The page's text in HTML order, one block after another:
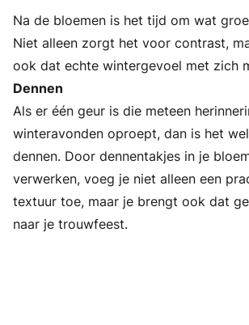
Na de bloemen is het tijd om wat
Niet alleen zorgt het voor contrast,
ook dat echte wintergevoel met zich
Dennen
Als er één geur is die meteen
winteravonden oproept, dan is het
dennen. Door dennentakjes in je
verwerken, voeg je niet alleen een
textuur toe, maar je brengt ook dat
naar je trouwfeest.